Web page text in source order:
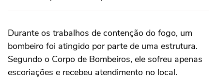
Durante os trabalhos de contenção do fogo, um
bombeiro foi atingido por parte de uma estrutura.
Segundo o Corpo de Bombeiros, ele sofreu apenas
escoriações e recebeu atendimento no local.